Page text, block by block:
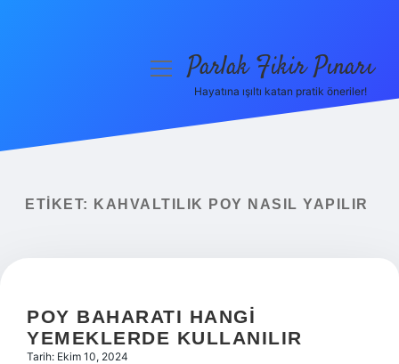
Yasal Uyarı
menüyüParlak Fikir Pınarı
Hayatına ışıltı katan pratik öneriler!
ETIKET: KAHVALTILIK POY NASIL YAPILIR
POY BAHARATI HANGI
YEMEKLERDE KULLANILIR
Tarih: Ekim 10, 2024